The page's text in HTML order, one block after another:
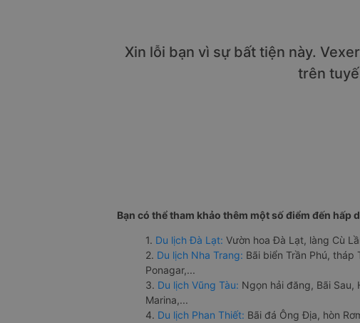
Xin lỗi bạn vì sự bất tiện này.
trên
Bạn có thể tham khảo thêm một số điểm đến hấp
1. Du lịch Đà Lạt: Vườn hoa Đà Lạt, làng Cù
2. Du lịch Nha Trang: Bãi biển Trần Phú,
Ponagar,...
3. Du lịch Vũng Tàu: Ngọn hải đăng, Bãi Sau,
Marina,...
4. Du lịch Phan Thiết: Bãi đá Ông Địa, hòn